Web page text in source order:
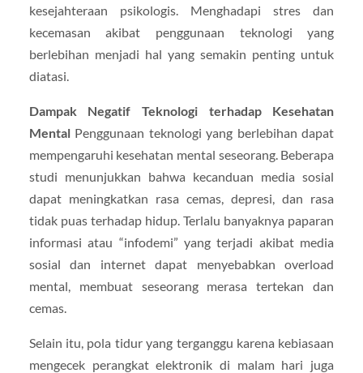
kesejahteraan psikologis. Menghadapi stres dan
kecemasan akibat penggunaan teknologi yang
berlebihan menjadi hal yang semakin penting untuk
diatasi.
Dampak Negatif Teknologi terhadap Kesehatan
MentalPenggunaan teknologi yang berlebihan dapat
mempengaruhi kesehatan mental seseorang. Beberapa
studi menunjukkan bahwa kecanduan media sosial
dapat meningkatkan rasa cemas, depresi, dan rasa
tidak puas terhadap hidup. Terlalu banyaknya paparan
informasi atau “infodemi” yang terjadi akibat media
sosial dan internet dapat menyebabkan overload
mental, membuat seseorang merasa tertekan dan
cemas.
Selain itu, pola tidur yang terganggu karena kebiasaan
mengecek perangkat elektronik di malam hari juga